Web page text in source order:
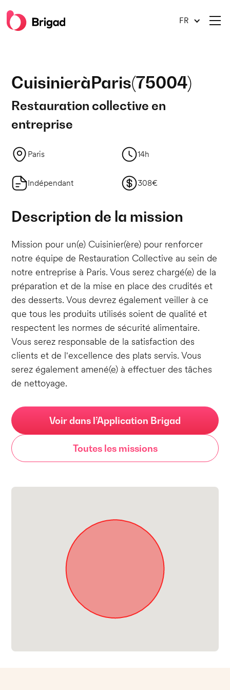
FR
CuisinieràParis(75004)
Restauration collective en
entreprise
Paris 14h
Indépendant 308€
Description de la mission
Mission pour un(e) Cuisinier(ère) pour renforcer
notre équipe de Restauration Collective au sein de
notre entreprise à Paris. Vous serez chargé(e) de la
préparation et de la mise en place des crudités et
des desserts. Vous devrez également veiller à ce
que tous les produits utilisés soient de qualité et
respectent les normes de sécurité alimentaire.
Vous serez responsable de la satisfaction des
clients et de l'excellence des plats servis. Vous
serez également amené(e) à effectuer des tâches
de nettoyage.
Voir dans l’Application Brigad
Toutes les missions